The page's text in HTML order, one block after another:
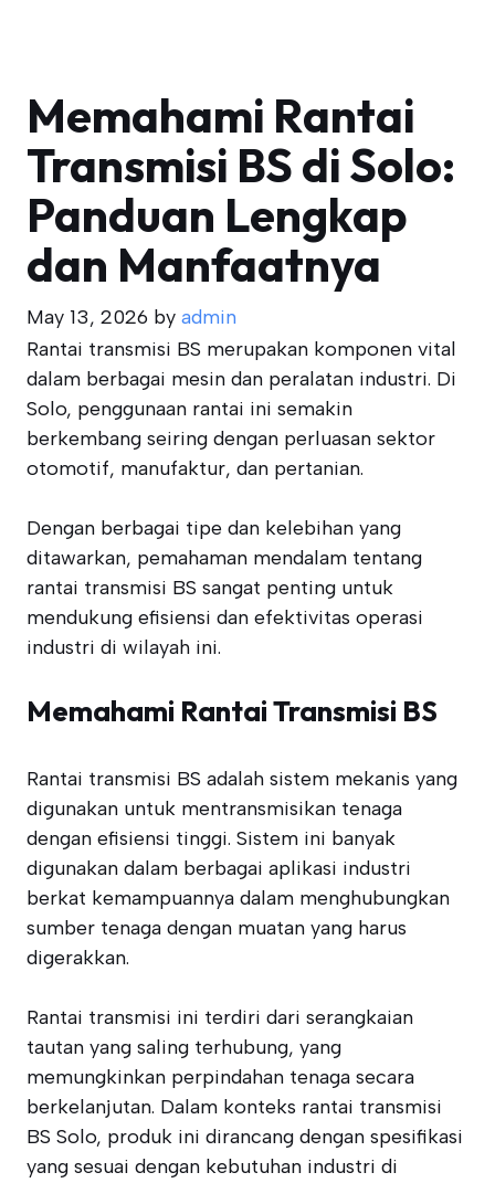
Memahami Rantai
Transmisi BS di Solo:
Panduan Lengkap
dan Manfaatnya
May 13, 2026 by admin
Rantai transmisi BS merupakan komponen vital
dalam berbagai mesin dan peralatan industri. Di
Solo, penggunaan rantai ini semakin
berkembang seiring dengan perluasan sektor
otomotif, manufaktur, dan pertanian.
Dengan berbagai tipe dan kelebihan yang
ditawarkan, pemahaman mendalam tentang
rantai transmisi BS sangat penting untuk
mendukung efisiensi dan efektivitas operasi
industri di wilayah ini.
Memahami Rantai Transmisi BS
Rantai transmisi BS adalah sistem mekanis yang
digunakan untuk mentransmisikan tenaga
dengan efisiensi tinggi. Sistem ini banyak
digunakan dalam berbagai aplikasi industri
berkat kemampuannya dalam menghubungkan
sumber tenaga dengan muatan yang harus
digerakkan.
Rantai transmisi ini terdiri dari serangkaian
tautan yang saling terhubung, yang
memungkinkan perpindahan tenaga secara
berkelanjutan. Dalam konteks rantai transmisi
BS Solo, produk ini dirancang dengan spesifikasi
yang sesuai dengan kebutuhan industri di